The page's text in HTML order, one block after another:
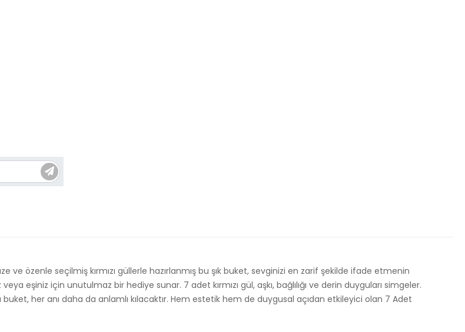
özenle seçilmiş kırmızı güllerle hazırlanmış bu şık buket, sevginizi en zarif şekilde ifade etmenin
eşiniz için unutulmaz bir hediye sunar. 7 adet kırmızı gül, aşkı, bağlılığı ve derin duyguları simgeler.
her anı daha da anlamlı kılacaktır. Hem estetik hem de duygusal açıdan etkileyici olan 7 Adet